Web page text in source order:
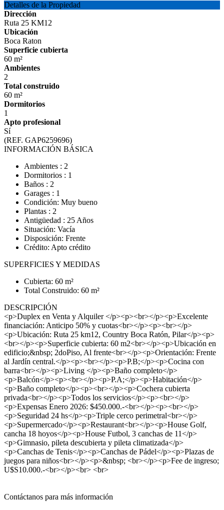
Detalles de la Propiedad
Dirección
Ruta 25 KM12
Ubicación
Boca Raton
Superficie cubierta
60 m²
Ambientes
2
Total construido
60 m²
Dormitorios
1
Apto profesional
Sí
(REF. GAP6259696)
INFORMACIÓN BÁSICA
Ambientes : 2
Dormitorios : 1
Baños : 2
Garages : 1
Condición: Muy bueno
Plantas : 2
Antigüedad : 25 Años
Situación: Vacía
Disposición: Frente
Crédito: Apto crédito
SUPERFICIES Y MEDIDAS
Cubierta: 60 m²
Total Construido: 60 m²
DESCRIPCIÓN
<p>Duplex en Venta y Alquiler </p><p><br></p><p>Excelente
financiación: Anticipo 50% y cuotas<br></p><p><br></p>
<p>Ubicación: Ruta 25 km12, Country Boca Ratón, Pilar</p><p>
<br></p><p>Superficie cubierta: 60 m2<br></p><p>Ubicación en
edificio;&nbsp; 2doPiso, Al frente<br></p><p>Orientación: Frente
al Jardín central.</p><p><br></p><p>P.B;</p><p>Cocina con
barra<br></p><p>Living </p><p>Baño completo</p>
<p>Balcón</p><p><br></p><p>P.A;</p><p>Habitación</p>
<p>Baño completo</p><p><br></p><p>Cochera cubierta
privada<br></p><p>Todos los servicios</p><p><br></p>
<p>Expensas Enero 2026: $450.000.-<br></p><p><br></p>
<p>Seguridad 24 hs</p><p>Triple cerco perimetral<br></p>
<p>Supermercado</p><p>Restaurant<br></p><p>House Golf,
cancha 18 hoyos</p><p>House Futbol, 3 canchas de 11</p>
<p>Gimnasio, pileta descubierta y pileta climatizada</p>
<p>Canchas de Tenis</p><p>Canchas de Pádel</p><p>Plazas de
juegos para niños<br></p><p>&nbsp; <br></p><p>Fee de ingreso;
U$S10.000.-<br></p><br> <br>
Contáctanos para más información